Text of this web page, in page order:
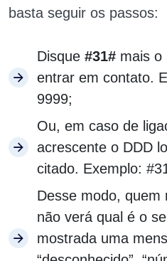
basta seguir os passos:
Disque #31# mais o
entrar em contato.
9999;
Ou, em caso de
acrescente o DDD
citado. Exemplo:
Desse modo, quem
não verá qual é o
mostrada uma